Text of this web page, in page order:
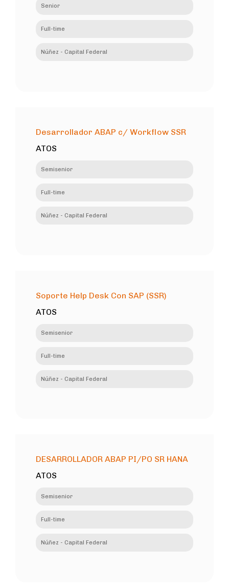
Senior
Full-time
Núñez - Capital Federal
Desarrollador ABAP c/ Workflow SSR
ATOS
Semisenior
Full-time
Núñez - Capital Federal
Soporte Help Desk Con SAP (SSR)
ATOS
Semisenior
Full-time
Núñez - Capital Federal
DESARROLLADOR ABAP PI/PO SR HANA
ATOS
Semisenior
Full-time
Núñez - Capital Federal